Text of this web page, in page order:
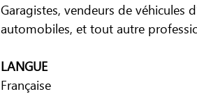
Garagistes, vendeurs de véhicules
automobiles, et tout autre
LANGUE
Française